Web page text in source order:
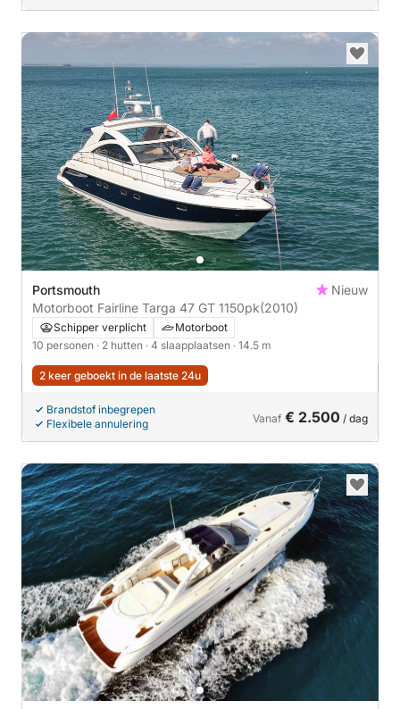
Portsmouth
Nieuw
Motorboot Fairline Targa 47 GT 1150pk(2010)
Schipper verplicht
Motorboot
10 personen · 2 hutten · 4 slaapplaatsen · 14.5 m
2 keer geboekt in de laatste 24u
Brandstof inbegrepen
Flexibele annulering
Vanaf € 2.500 / dag